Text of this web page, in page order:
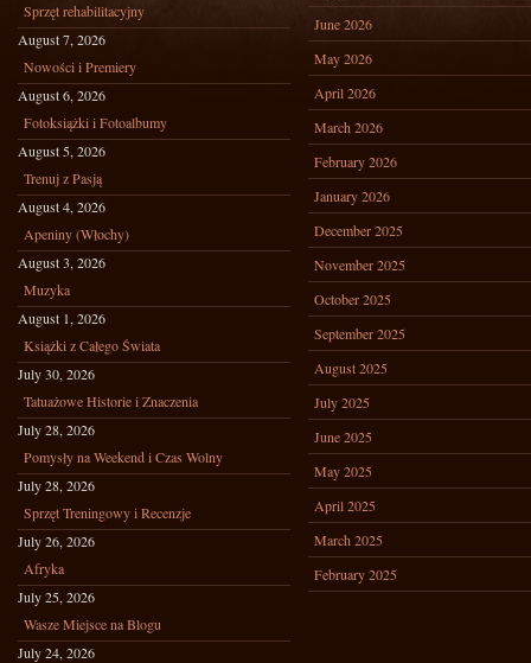
Sprzęt rehabilitacyjny
August 7, 2026
Nowości i Premiery
August 6, 2026
Fotoksiążki i Fotoalbumy
August 5, 2026
Trenuj z Pasją
August 4, 2026
Apeniny (Włochy)
August 3, 2026
Muzyka
August 1, 2026
Książki z Całego Świata
July 30, 2026
Tatuażowe Historie i Znaczenia
July 28, 2026
Pomysły na Weekend i Czas Wolny
July 28, 2026
Sprzęt Treningowy i Recenzje
July 26, 2026
Afryka
July 25, 2026
Wasze Miejsce na Blogu
July 24, 2026
June 2026
May 2026
April 2026
March 2026
February 2026
January 2026
December 2025
November 2025
October 2025
September 2025
August 2025
July 2025
June 2025
May 2025
April 2025
March 2025
February 2025